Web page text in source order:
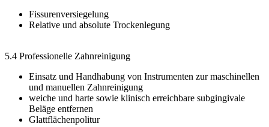
Fissurenversiegelung
Relative und absolute Trockenlegung
5.4 Professionelle Zahnreinigung
Einsatz und Handhabung von Instrumenten zur maschinellen
und manuellen Zahnreinigung
weiche und harte sowie klinisch erreichbare subgingivale
Beläge entfernen
Glattflächenpolitur